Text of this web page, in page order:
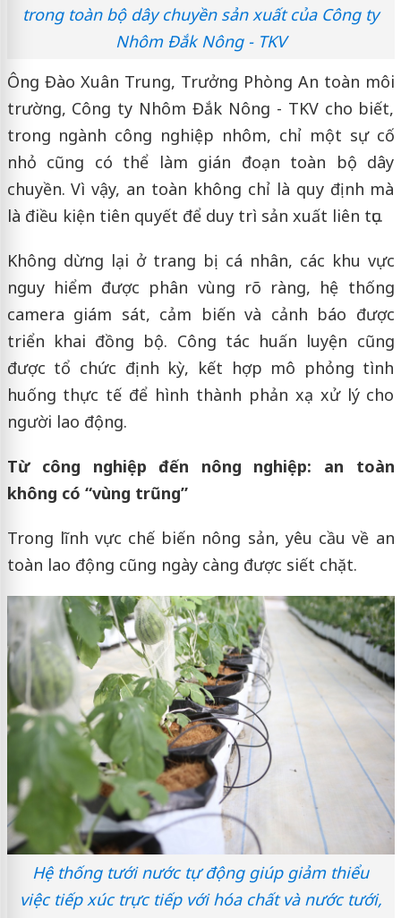
trong toàn bộ dây chuyền sản xuất của Công ty
Nhôm Đắk Nông - TKV
Ông Đào Xuân Trung, Trưởng Phòng An toàn môi
trường, Công ty Nhôm Đắk Nông - TKV cho biết,
trong ngành công nghiệp nhôm, chỉ một sự cố
nhỏ cũng có thể làm gián đoạn toàn bộ dây
chuyền. Vì vậy, an toàn không chỉ là quy định mà
là điều kiện tiên quyết để duy trì sản xuất liên tục.
Không dừng lại ở trang bị cá nhân, các khu vực
nguy hiểm được phân vùng rõ ràng, hệ thống
camera giám sát, cảm biến và cảnh báo được
triển khai đồng bộ. Công tác huấn luyện cũng
được tổ chức định kỳ, kết hợp mô phỏng tình
huống thực tế để hình thành phản xạ xử lý cho
người lao động.
Từ công nghiệp đến nông nghiệp: an toàn
không có “vùng trũng”
Trong lĩnh vực chế biến nông sản, yêu cầu về an
toàn lao động cũng ngày càng được siết chặt.
Hệ thống tưới nước tự động giúp giảm thiểu
việc tiếp xúc trực tiếp với hóa chất và nước tưới,